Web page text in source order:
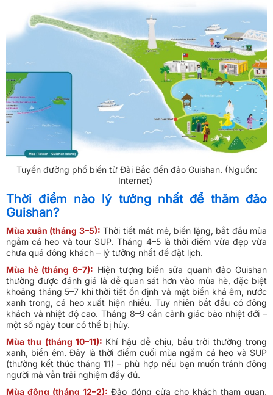
Tuyến đường phổ biến từ Đài Bắc đến đảo Guishan. (Nguồn:
Internet)
Thời điểm nào lý tưởng nhất để thăm đảo
Guishan?
Mùa xuân (tháng 3–5): Thời tiết mát mẻ, biển lặng, bắt đầu mùa
ngắm cá heo và tour SUP. Tháng 4–5 là thời điểm vừa đẹp vừa
chưa quá đông khách – lý tưởng nhất để đặt lịch.
Mùa hè (tháng 6–7): Hiện tượng biển sữa quanh đảo Guishan
thường được đánh giá là dễ quan sát hơn vào mùa hè, đặc biệt
khoảng tháng 5–7 khi thời tiết ổn định và mặt biển khá êm, nước
xanh trong, cá heo xuất hiện nhiều. Tuy nhiên bắt đầu có đông
khách và nhiệt độ cao. Tháng 8–9 cần cảnh giác bão nhiệt đới –
một số ngày tour có thể bị hủy.
Mùa thu (tháng 10–11): Khí hậu dễ chịu, bầu trời thường trong
xanh, biển êm. Đây là thời điểm cuối mùa ngắm cá heo và SUP
(thường kết thúc tháng 11) – phù hợp nếu bạn muốn tránh đông
người mà vẫn trải nghiệm đầy đủ.
Mùa đông (tháng 12–2):Đảo đóng cửa cho khách tham quan,